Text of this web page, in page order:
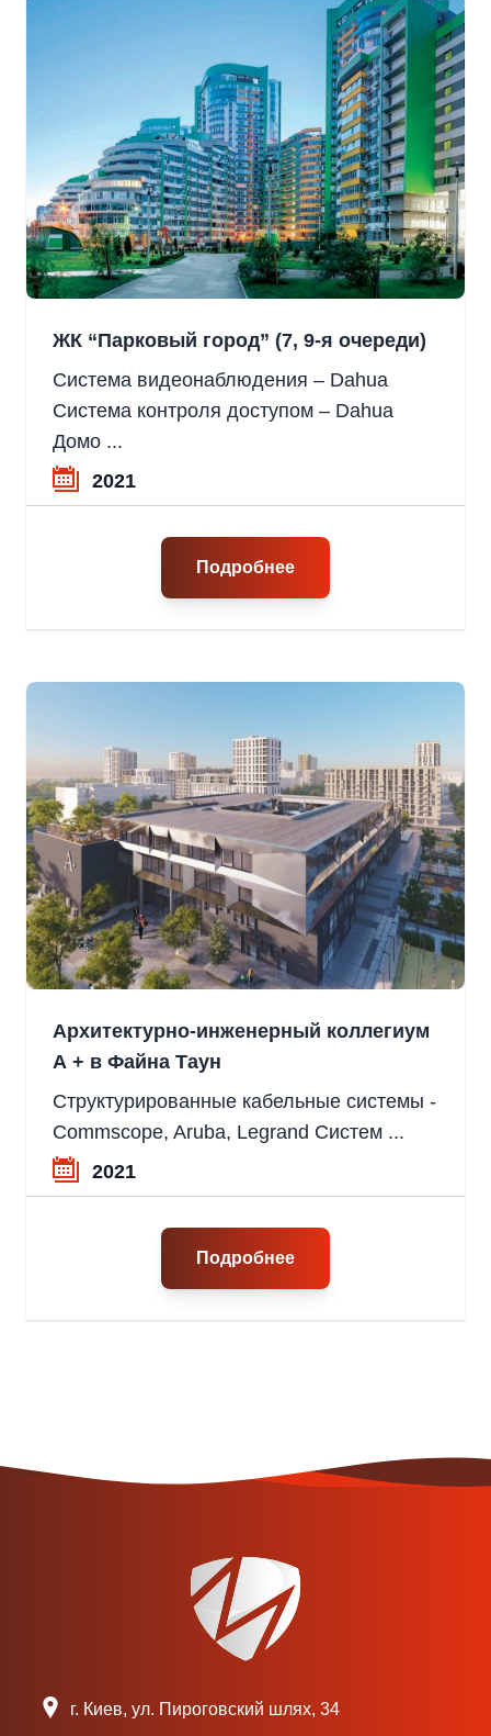
ЖК “Парковый город” (7, 9-я очереди)
Система видеонаблюдения – Dahua
Система контроля доступом – Dahua
Домо ...
2021
Подробнее
Архитектурно-инженерный коллегиум
А + в Файна Таун
Структурированные кабельные системы -
Commscope, Aruba, Legrand Систем ...
2021
Подробнее
г. Киев, ул. Пироговский шлях, 34